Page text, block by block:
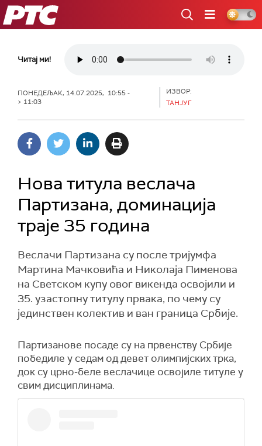
РТС
Читај ми!
ПОНЕДЕЉАК, 14.07.2025, 10:55 -
> 11:03
ИЗВОР:
ТАНЈУГ
Нова титула веслача
Партизана, доминација
траје 35 година
Веслачи Партизана су после тријумфа
Мартина Мачковића и Николaја Пименова
на Светском купу овог викенда освојили и
35. узастопну титулу првака, по чему су
јединствен колектив и ван граница Србије.
Партизанове посаде су на првенству Србије
победиле у седам од девет олимпијских трка,
док су црно-беле веслачице освојиле титуле у
свим дисциплинама.